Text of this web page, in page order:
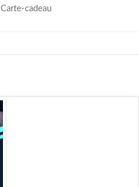
Carte-cadeau